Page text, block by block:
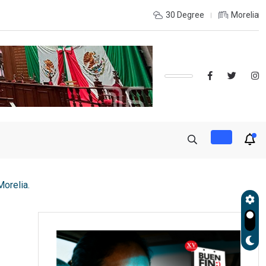
Gobierno, Alfonso Martínez consolidó acceso a
30 Degree Morelia